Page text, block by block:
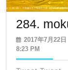
284.
2017年7月22日
8:23 PM